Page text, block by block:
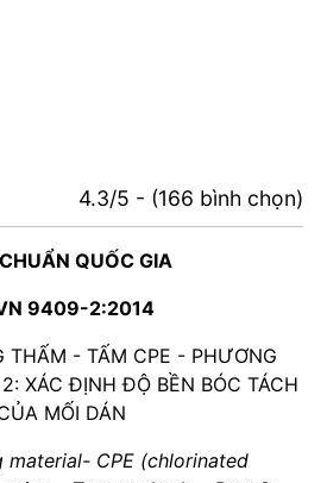
4.3/5 - (166 bình chọn)
QUỐC GIA
9409-2:2014
THẤM - TẤM CPE - PHƯƠNG
XÁC ĐỊNH ĐỘ BỀN BÓC TÁCH
MỐI DÁN
material- CPE (chlorinated